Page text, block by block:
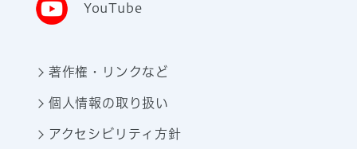
YouTube
著作権・リンクなど
個人情報の取り扱い
アクセシビリティ方針